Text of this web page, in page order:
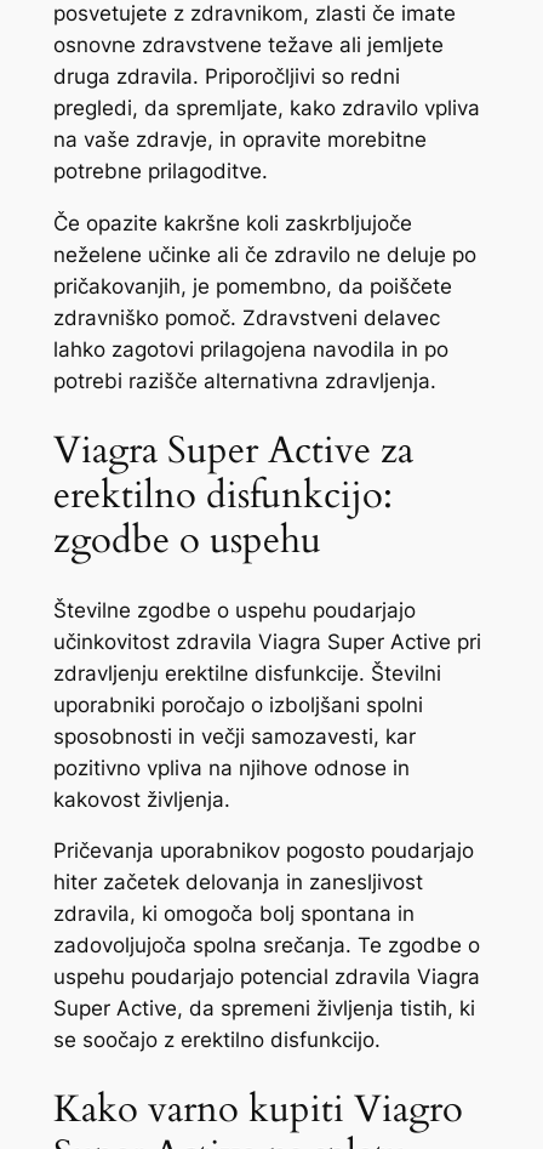
posvetujete z zdravnikom, zlasti če imate
osnovne zdravstvene težave ali jemljete
druga zdravila. Priporočljivi so redni
pregledi, da spremljate, kako zdravilo vpliva
na vaše zdravje, in opravite morebitne
potrebne prilagoditve.
Če opazite kakršne koli zaskrbljujoče
neželene učinke ali če zdravilo ne deluje po
pričakovanjih, je pomembno, da poiščete
zdravniško pomoč. Zdravstveni delavec
lahko zagotovi prilagojena navodila in po
potrebi razišče alternativna zdravljenja.
Viagra Super Active za
erektilno disfunkcijo:
zgodbe o uspehu
Številne zgodbe o uspehu poudarjajo
učinkovitost zdravila Viagra Super Active pri
zdravljenju erektilne disfunkcije. Številni
uporabniki poročajo o izboljšani spolni
sposobnosti in večji samozavesti, kar
pozitivno vpliva na njihove odnose in
kakovost življenja.
Pričevanja uporabnikov pogosto poudarjajo
hiter začetek delovanja in zanesljivost
zdravila, ki omogoča bolj spontana in
zadovoljujoča spolna srečanja. Te zgodbe o
uspehu poudarjajo potencial zdravila Viagra
Super Active, da spremeni življenja tistih, ki
se soočajo z erektilno disfunkcijo.
Kako varno kupiti Viagro